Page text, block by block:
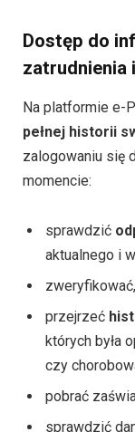
Dostęp do
zatrudnienia
Na platformie e-
pełnej historii
zalogowaniu się
momencie:
sprawdzić
aktualnego i
przejrzeć
których była
czy
pobrać
sprawdzić